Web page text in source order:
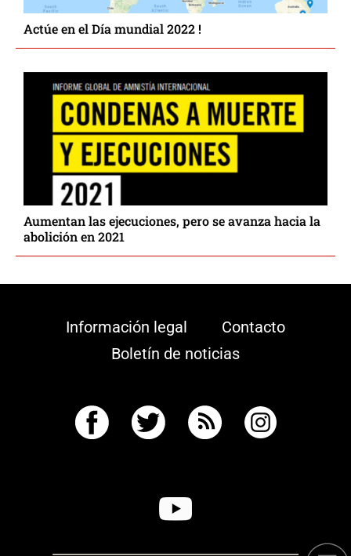
Actúe en el Día mundial 2022 !
Aumentan las ejecuciones, pero se avanza hacia la
abolición en 2021
Información legal
Contacto
Boletín de noticias